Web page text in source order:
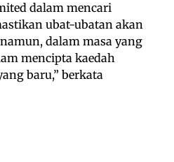
dalam mencari
ubat-ubatan akan
dalam masa yang
mencipta kaedah
baru,” berkata